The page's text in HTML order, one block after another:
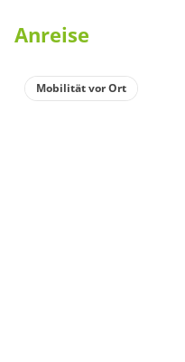
Anreise
Mobilität vor Ort